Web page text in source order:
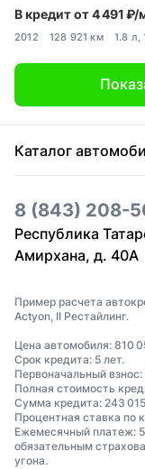
В кредит от 4 491 ₽/
2012 128 921 км 1.8 л,
Каталог
8 (843) 208-
Республика
Амирхана, д. 40А
Пример расчета
Actyon, II Рестайлинг.
Цена автомобиля: 810
Срок кредита: 5 лет.
Первоначальный взнос:
Полная стоимость
Сумма кредита: 243
Процентная ставка по
Ежемесячный платеж:
обязательным
угона.